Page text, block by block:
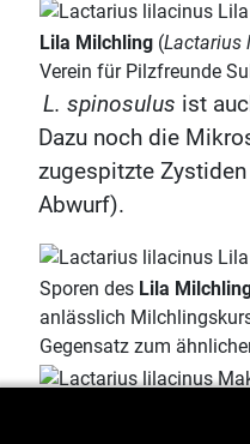
Lila Milchling (Lactarius
Verein für Pilzfreunde
L. spinosulus ist
Dazu noch die
zugespitzte
Abwurf).
Sporen des Lila
anlässlich
Gegensatz zum
Krieglsteiner anlässlich